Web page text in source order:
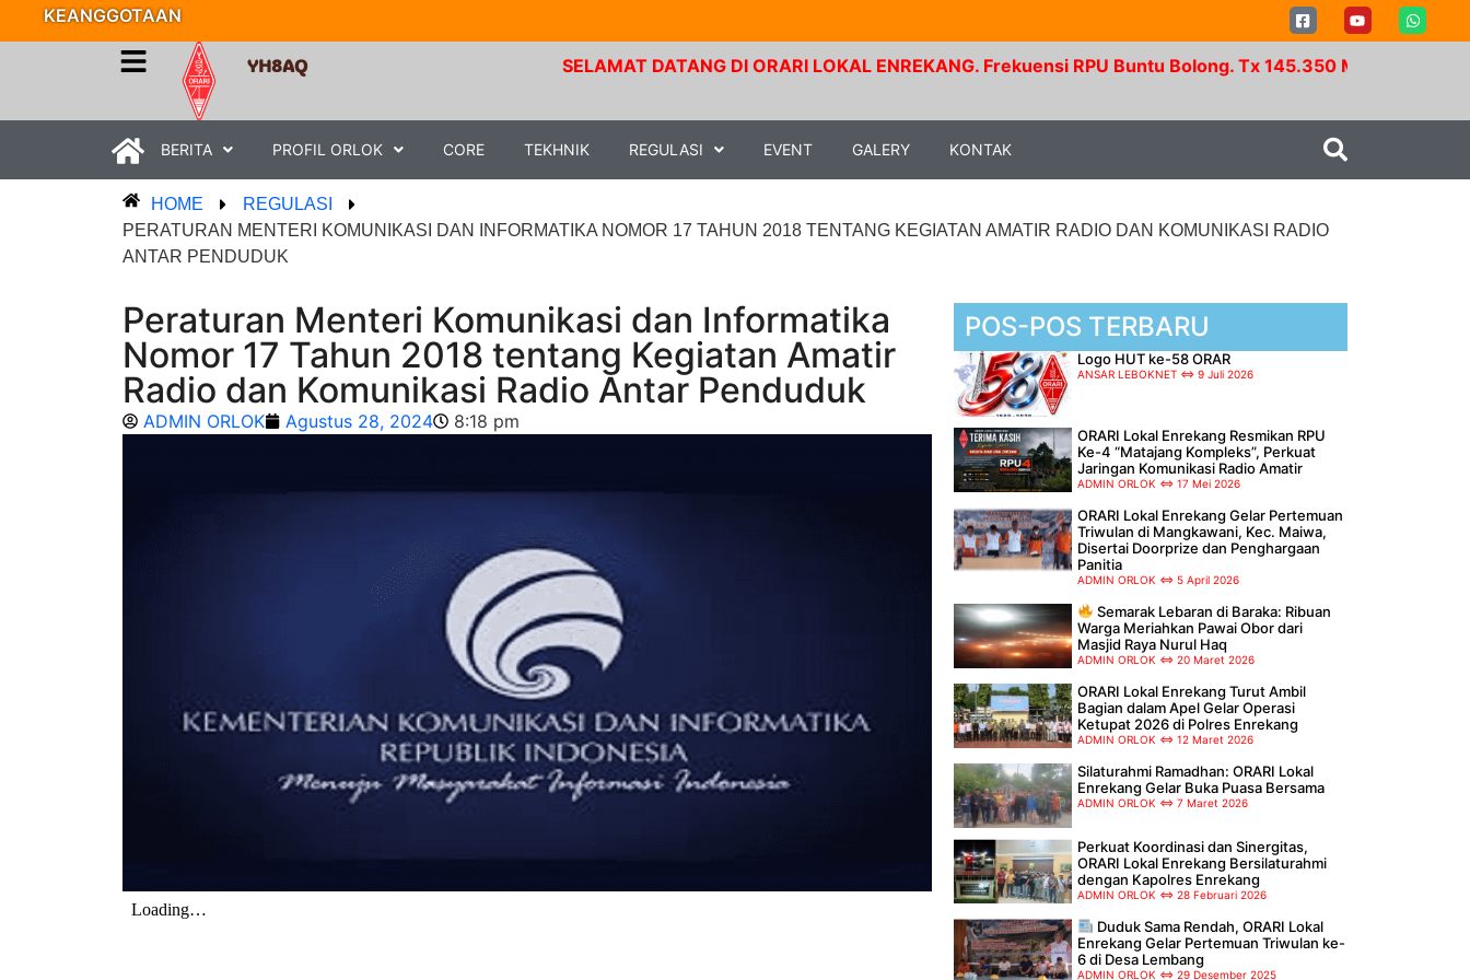
KEANGGOTAAN
YH8AQ SELAMAT DATANG DI ORARI LOKAL ENREKANG. Frekuensi RPU Buntu Bolong. Tx 145.350 Mhz - Rx 147.950
BERITA PROFIL ORLOK CORE TEKHNIK REGULASI EVENT GALERY KONTAK
HOME
REGULASI
PERATURAN MENTERI KOMUNIKASI DAN INFORMATIKA NOMOR 17 TAHUN 2018 TENTANG KEGIATAN AMATIR RADIO DAN KOMUNIKASI RADIO
ANTAR PENDUDUK
Peraturan Menteri Komunikasi dan Informatika
Nomor 17 Tahun 2018 tentang Kegiatan Amatir
Radio dan Komunikasi Radio Antar Penduduk
ADMIN ORLOK Agustus 28, 2024 8:18 pm
POS-POS TERBARU
Logo HUT ke-58 ORAR
ANSAR LEBOKNET 9 Juli 2026
ORARI Lokal Enrekang Resmikan RPU
Ke-4 “Matajang Kompleks”, Perkuat
Jaringan Komunikasi Radio Amatir
ADMIN ORLOK 17 Mei 2026
ORARI Lokal Enrekang Gelar Pertemuan
Triwulan di Mangkawani, Kec. Maiwa,
Disertai Doorprize dan Penghargaan
Panitia
ADMIN ORLOK 5 April 2026
Semarak Lebaran di Baraka: Ribuan
Warga Meriahkan Pawai Obor dari
Masjid Raya Nurul Haq
ADMIN ORLOK 20 Maret 2026
ORARI Lokal Enrekang Turut Ambil
Bagian dalam Apel Gelar Operasi
Ketupat 2026 di Polres Enrekang
ADMIN ORLOK 12 Maret 2026
Silaturahmi Ramadhan: ORARI Lokal
Enrekang Gelar Buka Puasa Bersama
ADMIN ORLOK 7 Maret 2026
Perkuat Koordinasi dan Sinergitas,
ORARI Lokal Enrekang Bersilaturahmi
dengan Kapolres Enrekang
ADMIN ORLOK 28 Februari 2026
Duduk Sama Rendah, ORARI Lokal
Enrekang Gelar Pertemuan Triwulan ke-
6 di Desa Lembang
ADMIN ORLOK 29 Desember 2025